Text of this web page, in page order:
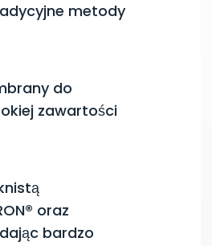
metody
do
zawartości
oraz
bardzo